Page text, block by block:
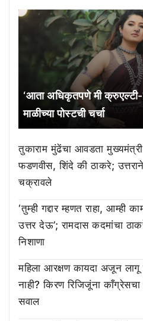
‘आता अधिकृतपणे मी क्रुएल्टी-
माळीच्या पोस्टची चर्चा
तुकाराम मुंढेंचा आवडता
फडणवीस, शिंदे की ठाकरे;
चक्रावले
‘तुम्ही गद्दार म्हणत राहा, आम्ही
उत्तर देऊ’; रामदास कदमांचा
निशाणा
महिला आरक्षण कायदा अजून लागू
नाही? किरण रिजिजूंना
सवाल